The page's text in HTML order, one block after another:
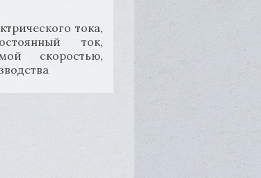
тока,
ток,
скоростью,